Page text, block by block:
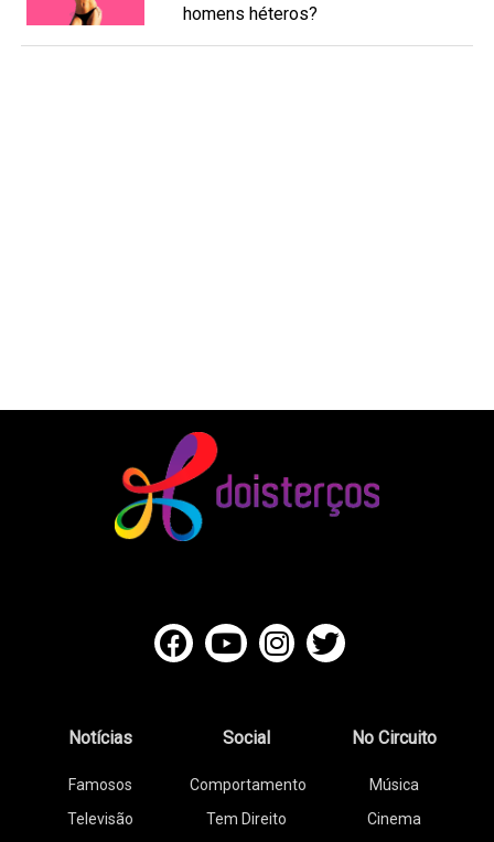
homens héteros?
Notícias
Famosos
Televisão
Social
Comportamento
Tem Direito
No Circuito
Música
Cinema